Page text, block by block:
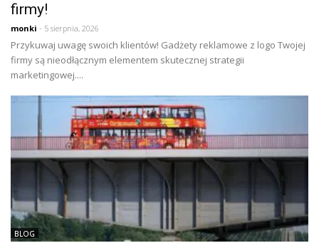
firmy!
monki - 5 sierpnia, 2026
Przykuwaj uwagę swoich klientów! Gadżety reklamowe z logo Twojej
firmy są nieodłącznym elementem skutecznej strategii
marketingowej....
BLOG